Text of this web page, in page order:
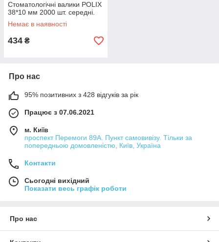
Стоматологічні валики POLIX
38*10 мм 2000 шт. середні.
Немає в наявності
434 ₴
Про нас
95% позитивних з 428 відгуків за рік
Працює з 07.06.2021
м. Київ
проспект Перемоги 89А. Пункт самовивізу. Тільки за
попередньою домовленістю, Київ, Україна
Контакти
Сьогодні вихідний
Показати весь графік роботи
Про нас